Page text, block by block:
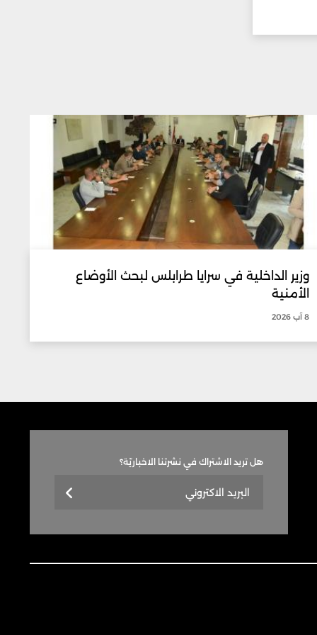
وزير الداخلية في سرايا طرابلس لبحث الأوضاع
الأمنية
8 آب 2026
هل تريد الاشتراك في نشرتنا الاخباريّة؟